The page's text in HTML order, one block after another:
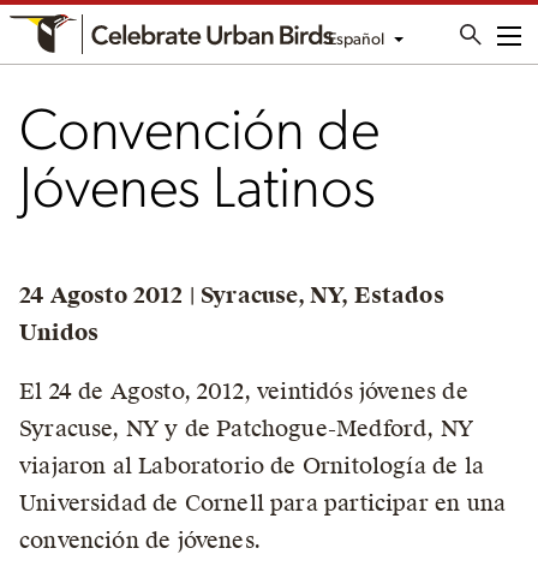
Español
Convención de
Jóvenes Latinos
24 Agosto 2012 | Syracuse, NY, Estados
Unidos
El 24 de Agosto, 2012, veintidós jóvenes de
Syracuse, NY y de Patchogue-Medford, NY
viajaron al Laboratorio de Ornitología de la
Universidad de Cornell para participar en una
convención de jóvenes.